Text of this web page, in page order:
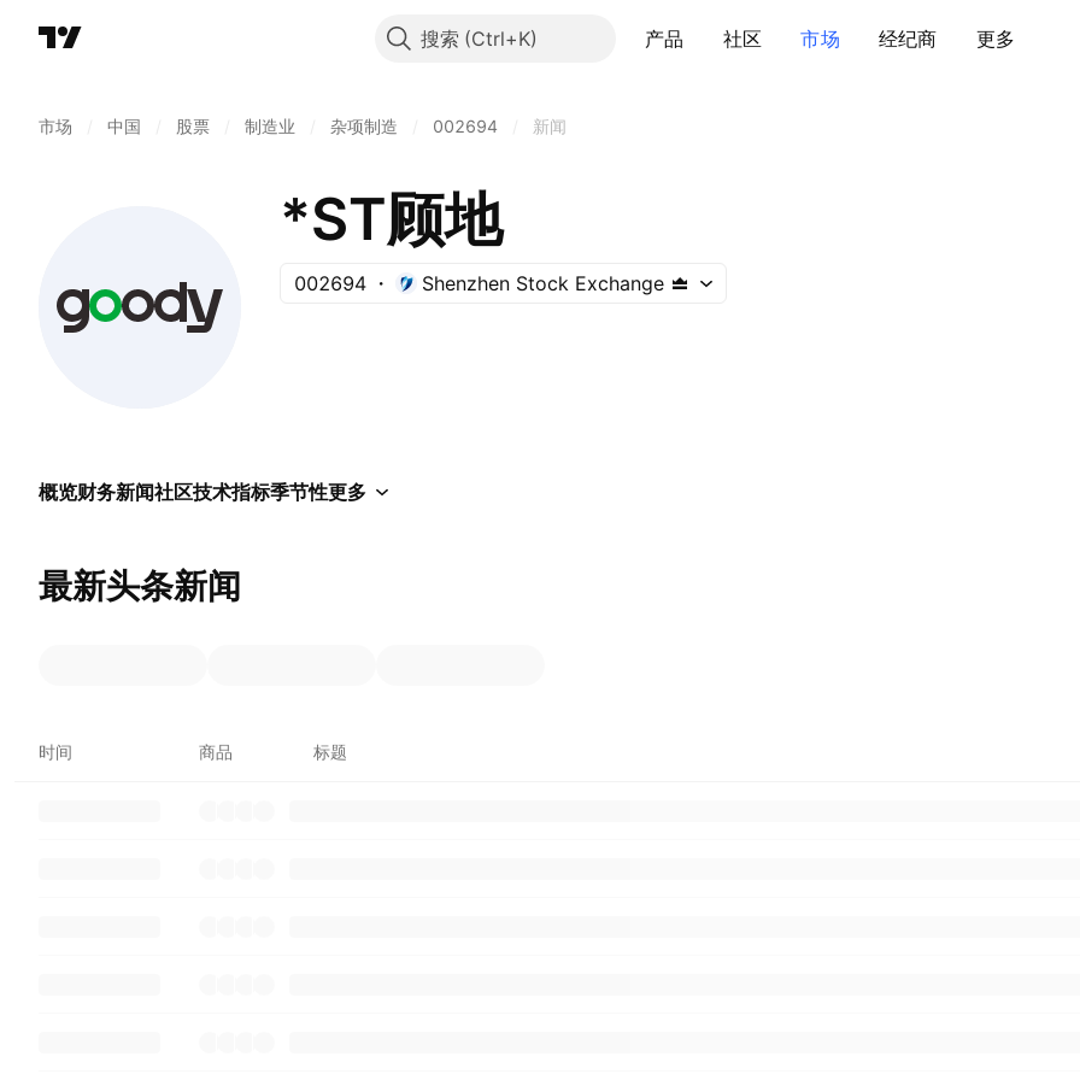
搜索 产品 社区 市场 经纪商 更多
市场 中国 股票 制造业 杂项制造 002694 新闻
*ST顾地
002694 Shenzhen Stock Exchange
概览财务新闻社区技术指标季节性更多
最新头条新闻
时间 商品 标题